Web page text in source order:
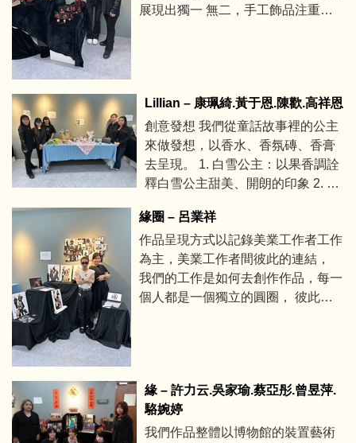
水調和香芬蠟蠋主要分為三個類
展現出獨一 無二，手工飾品注重細
融合中國風飾品所設計的作品。
Lillian – 康珮綺.黃于恩.陳歡.高祥恩
創意發想 我們從童話故事裡的公主
來做發想，以香水、香氛磚、香膏
去呈現。 1. 白雪公主：以果香調詮
釋白雪公主甜美、開朗的印象 2. 長
給人活潑、純真的印象 3. 花木蘭：
以木質調詮釋花木蘭給人成熟、穩
重的印象
緣圈 – 呂業祥
作品呈現方式以記錄美業工作者工作
為主，美業工作者間彼此的連結，
我們的工作是如何去創作作品，每一
個人都是一個獨立的圓圈， 彼此相
緣 – 許力云.吳家瑜.蔡亞彤.曾昱萍.
駱婉婷
我們作品整體以博物館的裝置藝術